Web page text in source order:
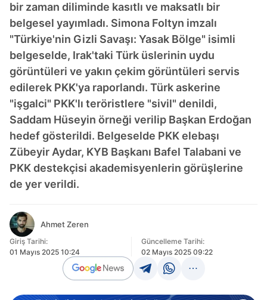
bir zaman diliminde kasıtlı ve maksatlı bir
belgesel yayımladı. Simona Foltyn imzalı
"Türkiye'nin Gizli Savaşı: Yasak Bölge" isimli
belgeselde, Irak'taki Türk üslerinin uydu
görüntüleri ve yakın çekim görüntüleri servis
edilerek PKK'ya raporlandı. Türk askerine
"işgalci" PKK'lı teröristlere "sivil" denildi,
Saddam Hüseyin örneği verilip Başkan Erdoğan
hedef gösterildi. Belgeselde PKK elebaşı
Zübeyir Aydar, KYB Başkanı Bafel Talabani ve
PKK destekçisi akademisyenlerin görüşlerine
de yer verildi.
Ahmet Zeren
Giriş Tarihi:
01 Mayıs 2025 10:24
Güncelleme Tarihi:
02 Mayıs 2025 09:22